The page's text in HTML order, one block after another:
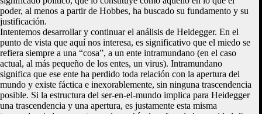
poder, al menos a partir de Hobbes, ha buscado su fundamento y su
justificación.
Intentemos desarrollar y continuar el análisis de Heidegger. En el
punto de vista que aquí nos interesa, es significativo que el miedo se
refiera siempre a una “cosa”, a un ente intramundano (en el caso
actual, al más pequeño de los entes, un virus). Intramundano
significa que ese ente ha perdido toda relación con la apertura del
mundo y existe fáctica e inexorablemente, sin ninguna trascendencia
posible. Si la estructura del ser-en-el-mundo implica para Heidegger
una trascendencia y una apertura, es justamente esta misma